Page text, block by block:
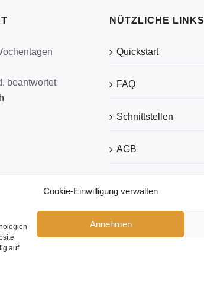
Cookie-Einwilligung verwalten
auf
Annehmen
beantwortet
NÜTZLICHE LINKS
Quickstart
FAQ
Schnittstellen
AGB
Impressum